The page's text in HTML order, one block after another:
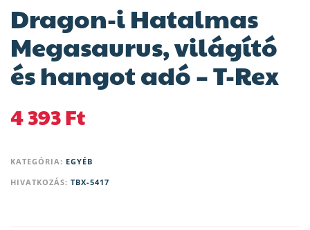
Dragon-i Hatalmas
Megasaurus, világító
és hangot adó – T-Rex
4 393Ft
KATEGÓRIA: EGYÉB
HIVATKOZÁS: TBX-5417